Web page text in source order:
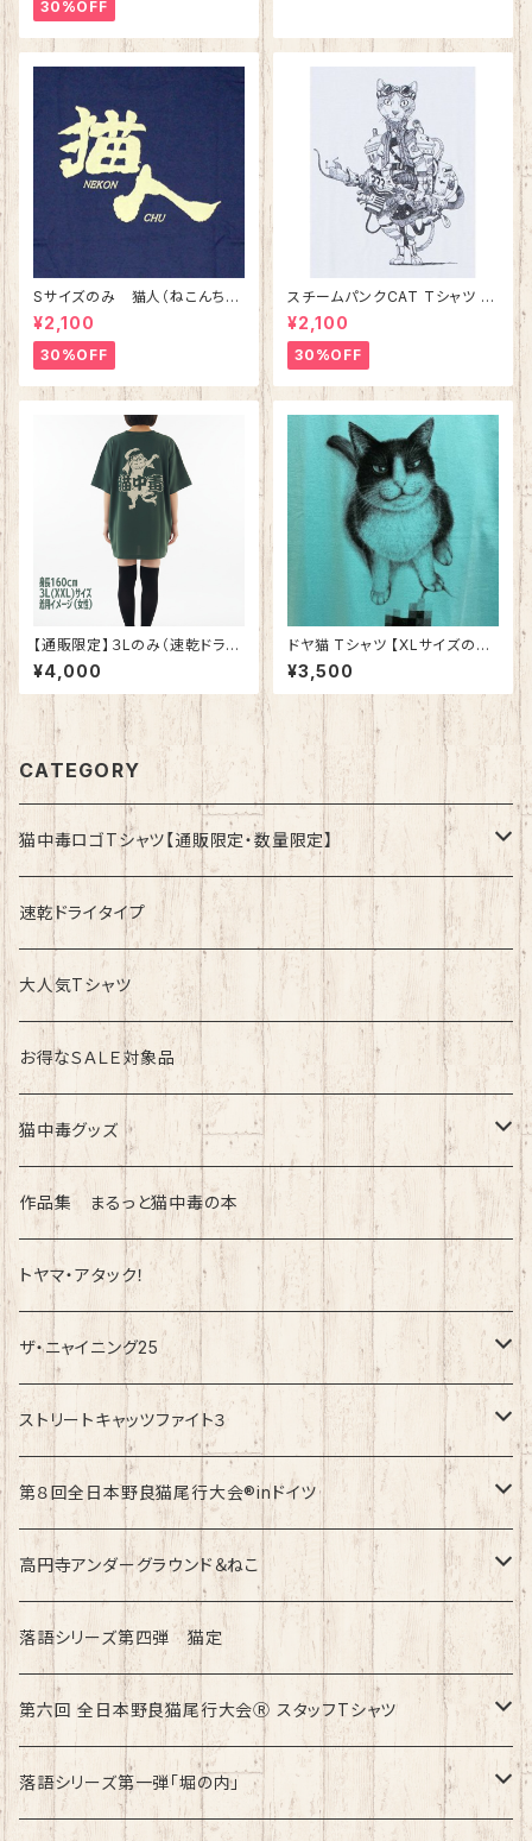
30%OFF
Sサイズのみ 猫人（ねこんち
ゅ）Tシャツ インディゴ 綿10
0%
¥2,100
30%OFF
スチームパンクCAT Tシャツ ホ
ワイト 【Sサイズ Mサイズの
み】 綿100%
¥2,100
30%OFF
【通販限定】３Lのみ（速乾ドライ
T）猫中毒ロゴTシャツ アイビー
グリーン【数量限定】
¥4,000
ドヤ猫 Tシャツ 【XLサイズの
み】ミントグリーン 綿100%
¥3,500
CATEGORY
猫中毒ロゴTシャツ【通販限定・数量限定】
速乾ドライタイプ
綿100%ノーマルタイプ
速乾ドライタイプ
大人気Tシャツ
お得なＳＡＬＥ対象品
猫中毒グッズ
ラバーバンド（ブレスレット・リストバンド）
作品集 まるっと猫中毒の本
トヤマ・アタック！
ザ・ニャイニング25
速乾ドライタイプ
綿100%ノーマルタイプ
ストリートキャッツファイト３
速乾ドライタイプ
綿100%ノーマルタイプ
第８回全日本野良猫尾行大会®︎inドイツ
第8回全日本野良猫尾行大会®︎inドイツ Light
第8回全日本野良猫尾行大会®︎inドイツ Dark
高円寺アンダーグラウンド＆ねこ
綿100%ノーマルタイプ
落語シリーズ第四弾 猫定
第六回 全日本野良猫尾行大会Ⓡ スタッフTシャツ
速乾ドライタイプ
落語シリーズ第一弾「堀の内」